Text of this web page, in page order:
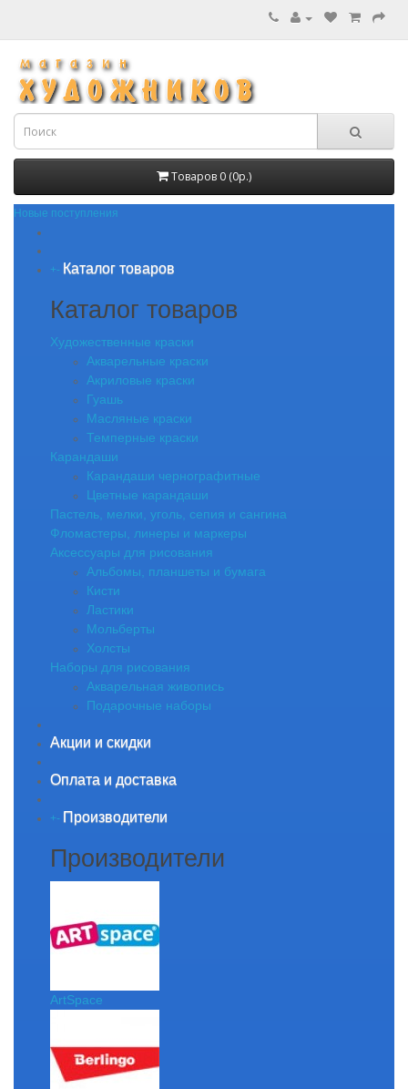
Товаров 0 (0р.)
Новые поступления
+- Каталог товаров
Каталог товаров
Художественные краски
Акварельные краски
Акриловые краски
Гуашь
Масляные краски
Темперные краски
Карандаши
Карандаши чернографитные
Цветные карандаши
Пастель, мелки, уголь, сепия и сангина
Фломастеры, линеры и маркеры
Аксессуары для рисования
Альбомы, планшеты и бумага
Кисти
Ластики
Мольберты
Холсты
Наборы для рисования
Акварельная живопись
Подарочные наборы
Акции и скидки
Оплата и доставка
+- Производители
Производители
ArtSpace